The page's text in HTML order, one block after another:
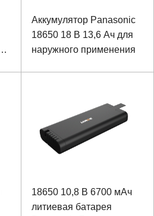
Аккумулятор Panasonic
18650 18 В 13,6 Ач для
наружного применения
18650 10,8 В 6700 мАч
литиевая батарея